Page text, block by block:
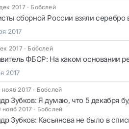
2017· Бобслей
сборной России взяли серебро
2017
2017· Бобслей
ФБСР: На каком основании
2017
нояб 2017 · Бобслей
Зубков: Я думаю, что 5 декабря
нояб 2017 · Бобслей
Зубков: Касьянова не было в